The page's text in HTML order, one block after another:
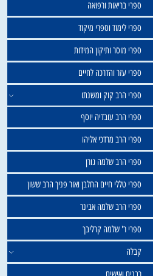
ורפואה
וספרי מיקוד
ותיקון המידות
והדרכה לחיים
קוק ומשנתו
עובדיה יוסף
מרדכי אליהו
שלמה גורן
חיים החלבן ואור פניך הרב ששון
שלמה אבינר
קרליבך